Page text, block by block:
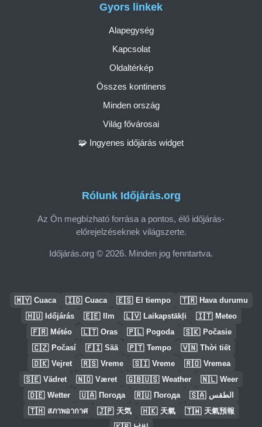
Rólunk Időjárás.org
Az Ön megbízható forrása a pontos, élő időjárás-
előrejelzéseknek világszerte.
Időjárás.org © 2026. Minden jog fenntartva.
Gyors linkek
Alapegység
Kapcsolat
Oldaltérkép
Összes kontinens
Minden ország
Világ fővárosai
🧩 Ingyenes időjárás widget
🇲🇾 Cuaca 🇮🇩 Cuaca 🇪🇸 El tiempo 🇹🇷 Hava durumu
🇭🇺 Időjárás 🇪🇪 Ilm 🇱🇻 Laikapstākļi 🇮🇹 Meteo
🇫🇷 Météo 🇱🇹 Oras 🇵🇱 Pogoda 🇸🇰 Počasie
🇨🇿 Počasí 🇫🇮 Sää 🇵🇹 Tempo 🇻🇳 Thời tiết
🇩🇰 Vejret 🇷🇸 Vreme 🇸🇮 Vreme 🇷🇴 Vremea
🇸🇪 Vädret 🇳🇴 Været 🇬🇧🇺🇸 Weather 🇳🇱 Weer
🇩🇪 Wetter 🇺🇦 Погода 🇷🇺 Погода 🇸🇦 الطقس
🇹🇭 สภาพอากาศ 🇯🇵 天気 🇭🇰 天氣 🇹🇼 天氣預報